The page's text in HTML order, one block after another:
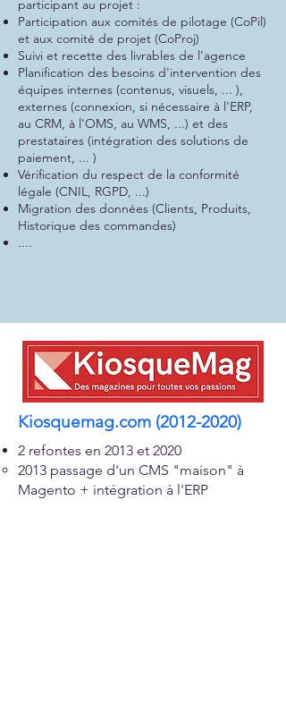
participant au projet :
Participation aux comités de pilotage (CoPil)
et aux comité de projet (CoProj)
Suivi et recette des livrables de l'agence
Planification des besoins d'intervention des
équipes internes (contenus, visuels, ... ),
externes (connexion, si nécessaire à l'ERP,
au CRM, à l'OMS, au WMS, ...) et des
prestataires (intégration des solutions de
paiement, ... )
Vérification du respect de la conformité
légale (CNIL, RGPD, ...)
Migration des données (Clients, Produits,
Historique des commandes)
....
Kiosquemag.com (2012-2020)
2 refontes en 2013 et 2020
2013 passage d'un CMS "maison" à
Magento + intégration à l'ERP